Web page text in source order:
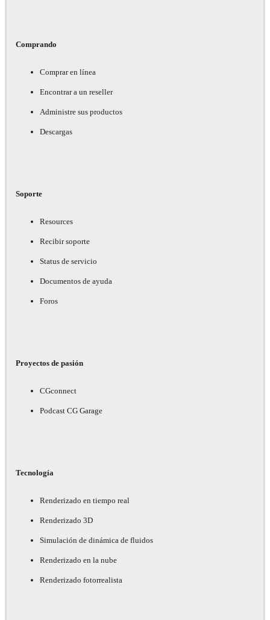
Comprando
Comprar en línea
Encontrar a un reseller
Administre sus productos
Descargas
Soporte
Resources
Recibir soporte
Status de servicio
Documentos de ayuda
Foros
Proyectos de pasión
CGconnect
Podcast CG Garage
Tecnología
Renderizado en tiempo real
Renderizado 3D
Simulación de dinámica de fluidos
Renderizado en la nube
Renderizado fotorrealista